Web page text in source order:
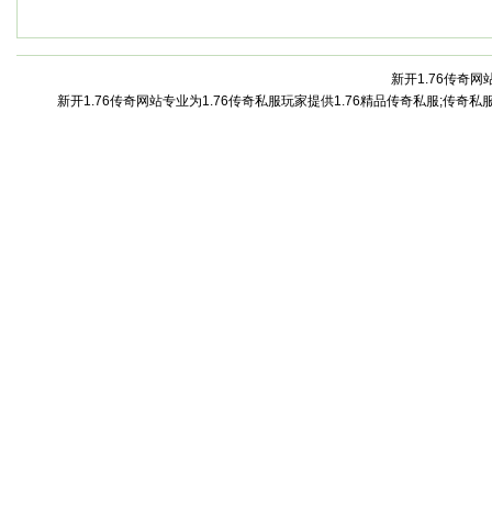
新开1.76传奇网
新开1.76传奇网站专业为1.76传奇私服玩家提供1.76精品传奇私服;传奇